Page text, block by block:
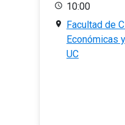
10:00
Facultad de
Económicas
UC